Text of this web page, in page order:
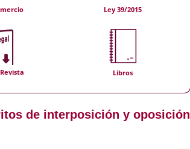
Ley 39/2015
Libros
de interposición y oposición